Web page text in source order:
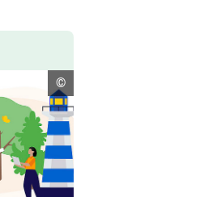
Copyright
Informationen
öffnen
©